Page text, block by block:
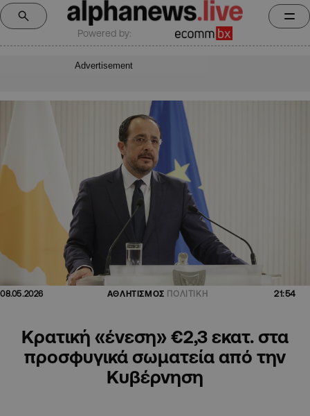
Powered by:
Advertisement
08.05.2026 ΑΘΛΗΤΙΣΜΟΣ ΠΟΛΙΤΙΚΗ 21:54
Κρατική «ένεση» €2,3 εκατ. στα
προσφυγικά σωματεία από την
Κυβέρνηση